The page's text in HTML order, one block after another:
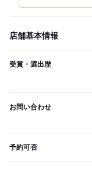
店舗基本情報
受賞・選出歴
お問い合わせ
予約可否